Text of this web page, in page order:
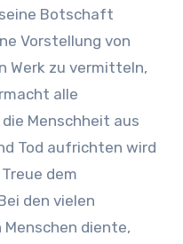
Botschaft
Vorstellung von
Werk zu vermitteln,
alle
Menschheit aus
Tod aufrichten wird
dem
den vielen
Menschen diente,